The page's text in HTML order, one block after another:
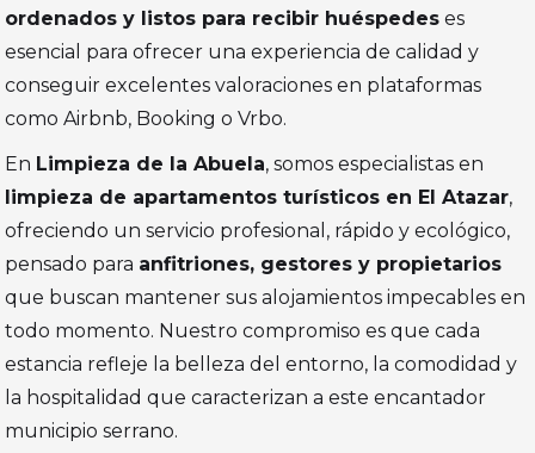
ordenados y listos para recibir huéspedes es
esencial para ofrecer una experiencia de calidad y
conseguir excelentes valoraciones en plataformas
como Airbnb, Booking o Vrbo.
En Limpieza de la Abuela, somos especialistas en
limpieza de apartamentos turísticos en El Atazar,
ofreciendo un servicio profesional, rápido y ecológico,
pensado para anfitriones, gestores y propietarios
que buscan mantener sus alojamientos impecables en
todo momento. Nuestro compromiso es que cada
estancia refleje la belleza del entorno, la comodidad y
la hospitalidad que caracterizan a este encantador
municipio serrano.